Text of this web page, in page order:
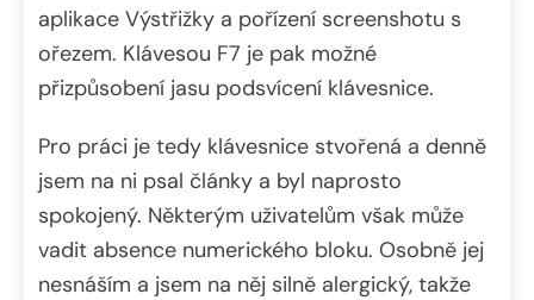
aplikace Výstřižky a pořízení screenshotu s
ořezem. Klávesou F7 je pak možné
přizpůsobení jasu podsvícení klávesnice.
Pro práci je tedy klávesnice stvořená a denně
jsem na ni psal články a byl naprosto
spokojený. Některým uživatelům však může
vadit absence numerického bloku. Osobně jej
nesnáším a jsem na něj silně alergický, takže